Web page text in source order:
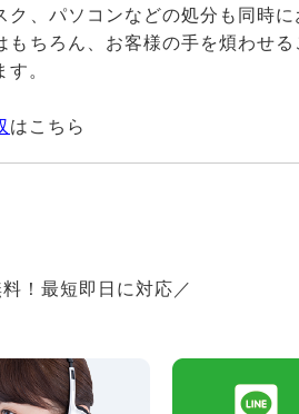
ク、パソコンなどの処分も同時
もちろん、お客様の手を煩わせ
。
はこちら
！最短即日に対応／